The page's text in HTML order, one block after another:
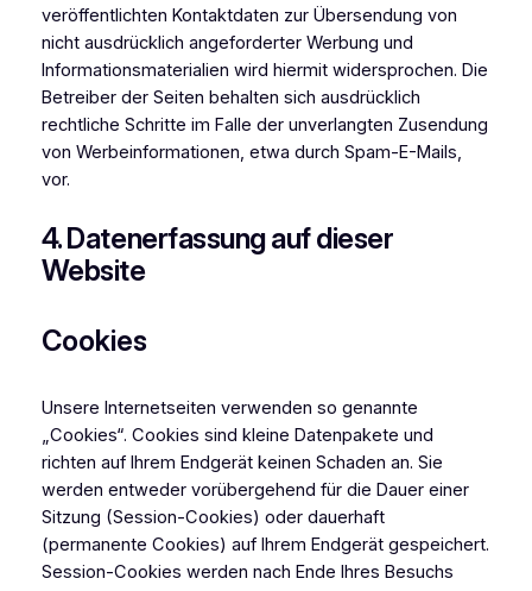
veröffentlichten Kontaktdaten zur Übersendung von
nicht ausdrücklich angeforderter Werbung und
Informationsmaterialien wird hiermit widersprochen. Die
Betreiber der Seiten behalten sich ausdrücklich
rechtliche Schritte im Falle der unverlangten Zusendung
von Werbeinformationen, etwa durch Spam-E-Mails,
vor.
4. Datenerfassung auf dieser
Website
Cookies
Unsere Internetseiten verwenden so genannte
„Cookies“. Cookies sind kleine Datenpakete und
richten auf Ihrem Endgerät keinen Schaden an. Sie
werden entweder vorübergehend für die Dauer einer
Sitzung (Session-Cookies) oder dauerhaft
(permanente Cookies) auf Ihrem Endgerät gespeichert.
Session-Cookies werden nach Ende Ihres Besuchs